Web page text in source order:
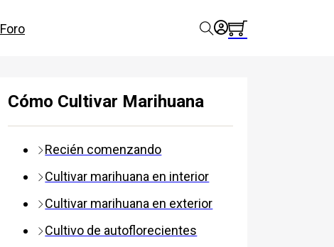
Foro
Cómo Cultivar Marihuana
Recién comenzando
Cultivar marihuana en interior
Cultivar marihuana en exterior
Cultivo de autoflorecientes